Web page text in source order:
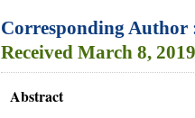
Corresponding
Received March 8,
Abstract